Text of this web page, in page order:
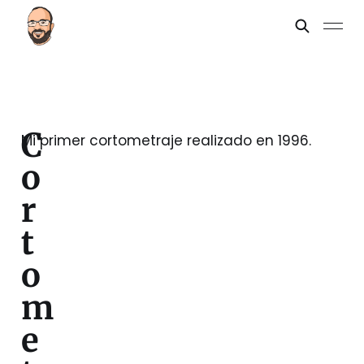
Mi primer cortometraje realizado en 1996.
C
o
r
t
o
m
e